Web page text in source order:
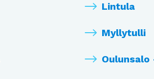
Lintula
Myllytulli
Oulunsalo